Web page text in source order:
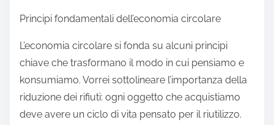
Principi fondamentali dell’economia circolare
L’economia circolare si fonda su alcuni principi
chiave che trasformano il modo in cui pensiamo e
konsumiamo. Vorrei sottolineare l’importanza della
riduzione dei rifiuti: ogni oggetto che acquistiamo
deve avere un ciclo di vita pensato per il riutilizzo.